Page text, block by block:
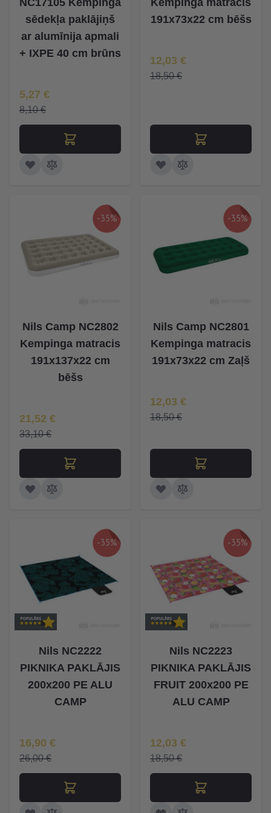
NC17105 Kempinga
sēdekļa paklājiņš
ar alumīnija apmali
+ IXPE 40 cm brūns
Īpaša Cena
5,27 €
8,10 €
Kempinga matracis
191x73x22 cm bēšs
Īpaša Cena
12,03 €
18,50 €
-35%
Nils Camp NC2802
Kempinga matracis
191x137x22 cm
bēšs
Īpaša Cena
21,52 €
33,10 €
-35%
Nils Camp NC2801
Kempinga matracis
191x73x22 cm Zaļš
Īpaša Cena
12,03 €
18,50 €
-35%
Nils NC2222
PIKNIKA PAKLĀJIS
200x200 PE ALU
CAMP
Īpaša Cena
16,90 €
26,00 €
-35%
Nils NC2223
PIKNIKA PAKLĀJIS
FRUIT 200x200 PE
ALU CAMP
Īpaša Cena
12,03 €
18,50 €